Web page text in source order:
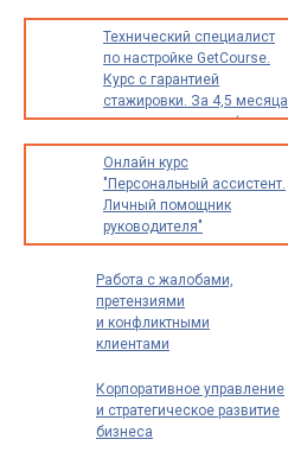
Технический специалист
по настройке GetCourse.
Курс с гарантией
стажировки. За 4,5 месяца
освоите новую профессию
с доходом от 30 000
до 70 000 рублей в месяц
Онлайн курс
"Персональный ассистент.
Личный помощник
руководителя"
Работа с жалобами,
претензиями
и конфликтными
клиентами
Корпоративное управление
и стратегическое развитие
бизнеса